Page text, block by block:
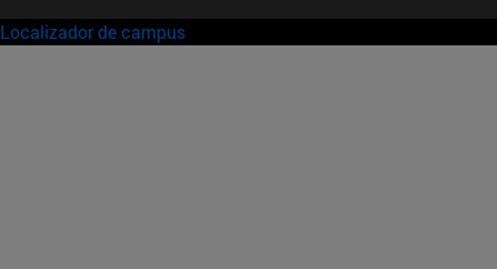
Localizador de campus